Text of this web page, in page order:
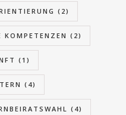
(2)
KOMPETENZEN (2)
(1)
(4)
(4)